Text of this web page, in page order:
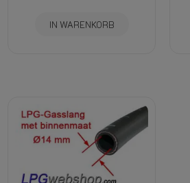
IN WARENKORB